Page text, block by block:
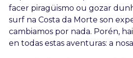
facer piragüismo ou gozar
surf na Costa da Morte son
cambiamos por nada. Porén,
en todas estas aventuras: a